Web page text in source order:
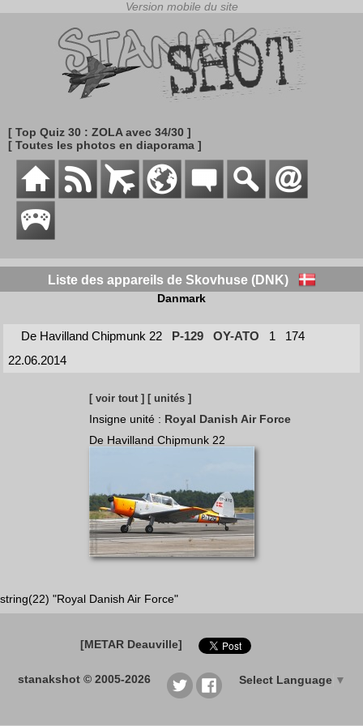
[ Top Quiz 30 : ZOLA avec 34/30 ]
[ Toutes les photos en diaporama ]
Liste des appareils de Skovhuse (DNK)
Danmark
De Havilland Chipmunk 22 P-129 OY-ATO 1
174
22.06.2014
[ voir tout ] [ unités ]
Insigne unité : Royal Danish Air Force
De Havilland Chipmunk 22
string(22) "Royal Danish Air Force"
[METAR Deauville]
stanakshot © 2005-2026 Select Language ▼